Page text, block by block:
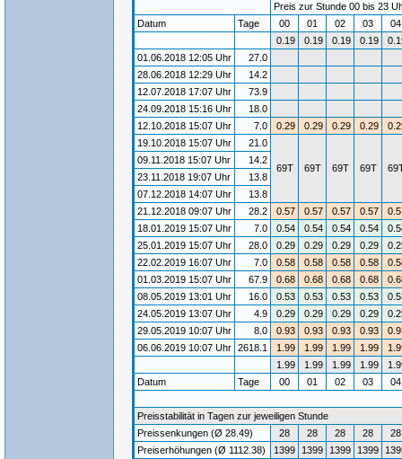
Preis zur Stunde 00 bis 23
Datum
Tage 00 01 02 03
0.19
0.19 0.19 0.19
01.06.2018 12:05 Uhr
27.0
28.06.2018 12:29 Uhr
14.2
12.07.2018 17:07 Uhr
73.9
24.09.2018 15:16 Uhr
18.0
12.10.2018 15:07 Uhr
7.0 0.29 0.29 0.29 0.29
19.10.2018 15:07 Uhr
21.0
69T 69T 69T 69T
09.11.2018 15:07 Uhr
14.2
23.11.2018 19:07 Uhr
13.8
07.12.2018 14:07 Uhr
13.8
21.12.2018 09:07 Uhr
28.2 0.57 0.57 0.57 0.57
18.01.2019 15:07 Uhr
7.0 0.54 0.54 0.54 0.54
25.01.2019 15:07 Uhr
28.0 0.29 0.29 0.29 0.29
22.02.2019 16:07 Uhr
7.0 0.58 0.58 0.58 0.58
01.03.2019 15:07 Uhr
67.9 0.68 0.68 0.68 0.68
08.05.2019 13:01 Uhr
16.0 0.53 0.53 0.53 0.53
24.05.2019 13:07 Uhr
4.9 0.29 0.29 0.29 0.29
29.05.2019 10:07 Uhr
8.0 0.93 0.93 0.93 0.93
06.06.2019 10:07 Uhr 2618.1 1.99 1.99 1.99 1.99
1.99
1.99 1.99 1.99
Datum
Tage 00 01 02 03
Preisstabilität in Tagen zur jeweiligen Stunde
Preissenkungen (Ø 28.49)
28 28 28 28
28
Preiserhöhungen (Ø 1112.38)
1399 1399 1399 1399